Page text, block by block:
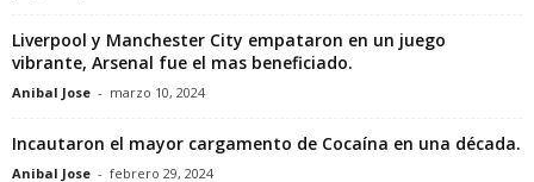
Liverpool y Manchester City empataron en un juego
vibrante, Arsenal fue el mas beneficiado.
Anibal Jose - marzo 10, 2024
Incautaron el mayor cargamento de Cocaína en una década.
Anibal Jose - febrero 29, 2024